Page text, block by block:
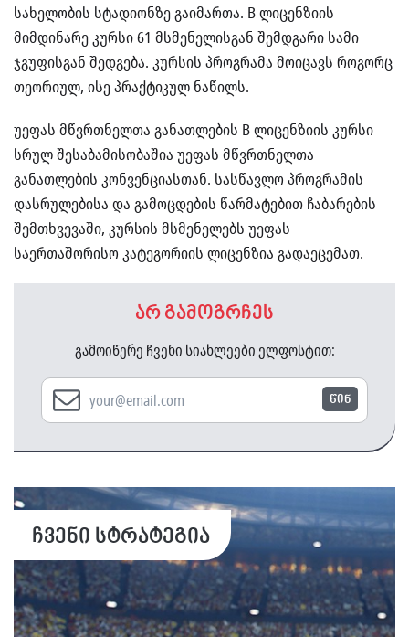
სახელობის სტადიონზე გაიმართა. B ლიცენზიის
მიმდინარე კურსი 61 მსმენელისგან შემდგარი სამი
ჯგუფისგან შედგება. კურსის პროგრამა მოიცავს როგორც
თეორიულ, ისე პრაქტიკულ ნაწილს.
უეფას მწვრთნელთა განათლების B ლიცენზიის კურსი
სრულ შესაბამისობაშია უეფას მწვრთნელთა
განათლების კონვენციასთან. სასწავლო პროგრამის
დასრულებისა და გამოცდების წარმატებით ჩაბარების
შემთხვევაში, კურსის მსმენელებს უეფას
საერთაშორისო კატეგორიის ლიცენზია გადაეცემათ.
არ გამოგრჩეს
გამოიწერე ჩვენი სიახლეები ელფოსტით:
წინ
ჩვენი სტრატეგია